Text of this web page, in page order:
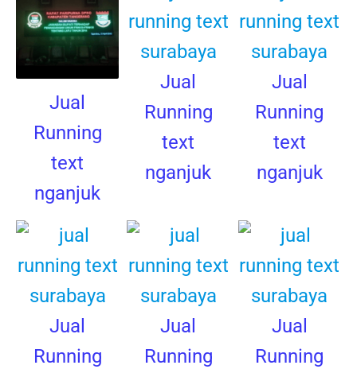
Jual
Running
text
nganjuk
Jual
Running
text
nganjuk
Jual
Running
text
nganjuk
Jual
Running
Jual
Running
Jual
Running